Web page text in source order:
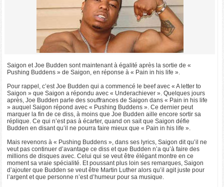
Saigon et Joe Budden sont maintenant à égalité après la sortie de «
Pushing Buddens » de Saigon, en réponse à « Pain in his life ».
Pour rappel, c’est Joe Budden qui a commencé le beef avec « A letter to
Saigon » que Saigon a répondu avec « Underachiever ». Quelques jours
après, Joe Budden parle des souffrances de Saigon dans « Pain in his life
» auquel Saigon répond avec « Pushing Buddens ». Ce dernier peut
marquer la fin de ce diss, à moins que Joe Budden aille encore sortir sa
réplique. Ce qui n’est pas à écarter, quand on sait que Saigon défie
Budden en disant qu’il ne pourra faire mieux que « Pain in his life ».
Mais revenons à « Pushing Buddens », dans ses lyrics, Saigon dit qu’il ne
veut pas continuer d’avantage ce diss et que Budden n’a qu’à faire des
millions de disques avec. Celui qui se veut être élégant montre en ce
moment sa vraie spécialité. Et poussant plus loin ses remarques, Saigon
d’ajouter que Budden se veut être Martin Luther alors qu’il agit juste pour
l’argent et que personne n’est d’humeur pour sa musique.